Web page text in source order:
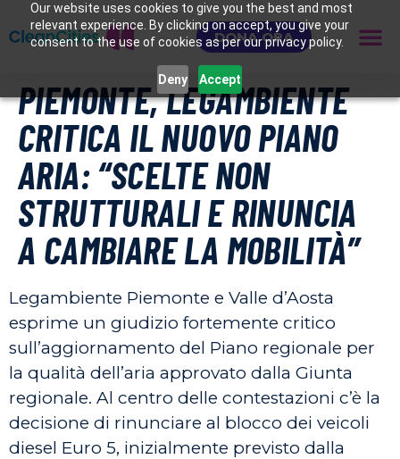
Our website uses cookies to give you the best and most
relevant experience. By clicking on accept, you give your
consent to the use of cookies as per our privacy policy.
Deny Accept
DONA ORA
PIEMONTE, LEGAMBIENTE
CRITICA IL NUOVO PIANO
ARIA: “SCELTE NON
STRUTTURALI E RINUNCIA
A CAMBIARE LA MOBILITÀ”
Legambiente Piemonte e Valle d’Aosta
esprime un giudizio fortemente critico
sull’aggiornamento del Piano regionale per
la qualità dell’aria approvato dalla Giunta
regionale. Al centro delle contestazioni c’è la
decisione di rinunciare al blocco dei veicoli
diesel Euro 5, inizialmente previsto dalla